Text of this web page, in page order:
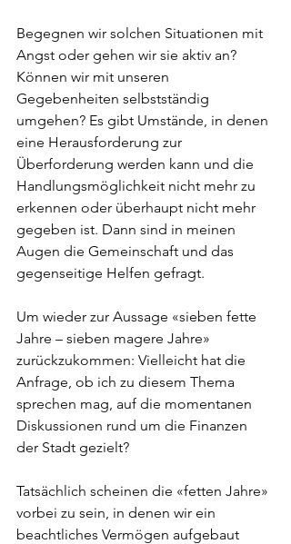
Begegnen wir solchen Situationen mit
Angst oder gehen wir sie aktiv an?
Können wir mit unseren
Gegebenheiten selbstständig
umgehen? Es gibt Umstände, in denen
eine Herausforderung zur
Überforderung werden kann und die
Handlungsmöglichkeit nicht mehr zu
erkennen oder überhaupt nicht mehr
gegeben ist. Dann sind in meinen
Augen die Gemeinschaft und das
gegenseitige Helfen gefragt.
Um wieder zur Aussage «sieben fette
Jahre – sieben magere Jahre»
zurückzukommen: Vielleicht hat die
Anfrage, ob ich zu diesem Thema
sprechen mag, auf die momentanen
Diskussionen rund um die Finanzen
der Stadt gezielt?
Tatsächlich scheinen die «fetten Jahre»
vorbei zu sein, in denen wir ein
beachtliches Vermögen aufgebaut